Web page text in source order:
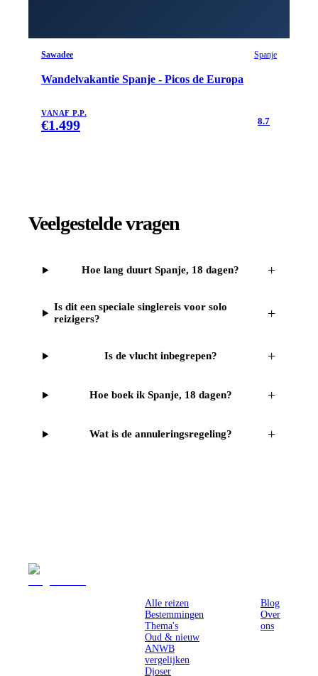
Sawadee Spanje
Wandelvakantie Spanje - Picos de Europa
VANAF P.P.
€1.499 8.7
Veelgestelde vragen
Hoe lang duurt Spanje, 18 dagen? +
Is dit een speciale singlereis voor solo
reizigers?
+
Is de vlucht inbegrepen? +
Hoe boek ik Spanje, 18 dagen? +
Wat is de annuleringsregeling? +
Alle reizen
Bestemmingen
Thema's
Oud & nieuw
ANWB
vergelijken
Djoser
Blog
Over
ons